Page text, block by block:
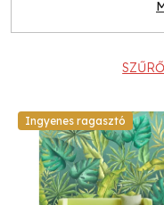
T Ingyenes ragasztó